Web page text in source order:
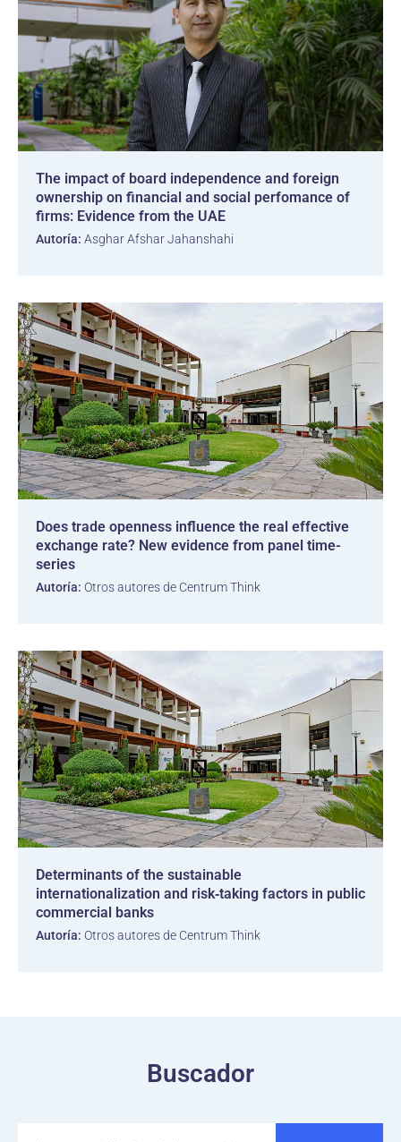
The impact of board independence and foreign
ownership on financial and social perfomance of
firms: Evidence from the UAE
Autoría: Asghar Afshar Jahanshahi
Does trade openness influence the real effective
exchange rate? New evidence from panel time-
series
Autoría: Otros autores de Centrum Think
Determinants of the sustainable
internationalization and risk‐taking factors in public
commercial banks
Autoría: Otros autores de Centrum Think
Buscador